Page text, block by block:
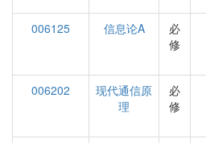
006125
信息论A
必
修
006202
现代通信原
理
必
修